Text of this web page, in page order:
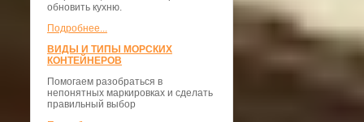
обновить кухню.
Подробнее...
ВИДЫ И ТИПЫ МОРСКИХ
КОНТЕЙНЕРОВ
Помогаем разобраться в
непонятных маркировках и сделать
правильный выбор